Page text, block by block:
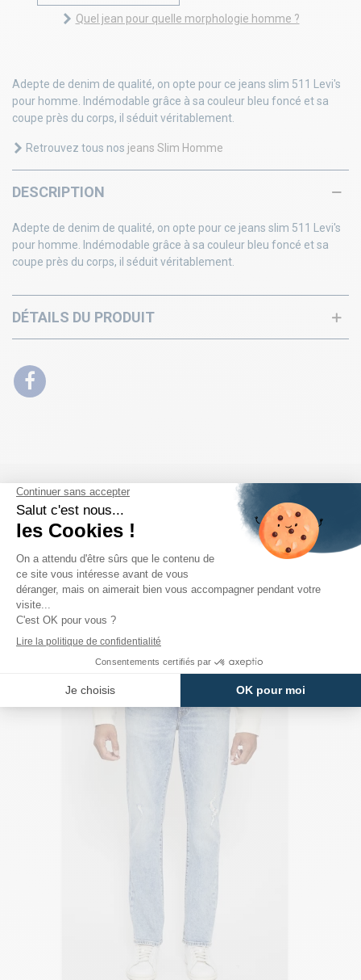
Adepte de denim de qualité, on opte pour ce jeans slim 511 Levi's
pour homme. Indémodable grâce à sa couleur bleu foncé et sa
coupe près du corps, il séduit véritablement.
Quel jean pour quelle morphologie homme ?
DESCRIPTION
Adepte de denim de qualité, on opte pour ce jeans slim 511 Levi's
pour homme. Indémodable grâce à sa couleur bleu foncé et sa
coupe près du corps, il séduit véritablement.
DÉTAILS DU PRODUIT
Retrouvez tous nos jeans Slim Homme
PRODUITS DE LA MÊME CATÉGORIE